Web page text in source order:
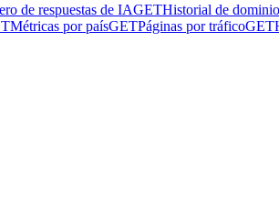
de respuestas de IAGETHistorial de
Métricas por paísGETPáginas por tráficoGET